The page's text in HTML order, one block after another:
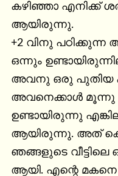
കഴിഞ്ഞാ എനിക്ക്
ആയിരുന്നു.
+2 വിനു
ഒന്നും
അവനു ഒരു പുതിയ
അവനെക്കാൾ
ഉണ്ടായിരുന്നു
ആയിരുന്നു. അത്
ഞങ്ങളുടെ
ആയി. എന്റെ